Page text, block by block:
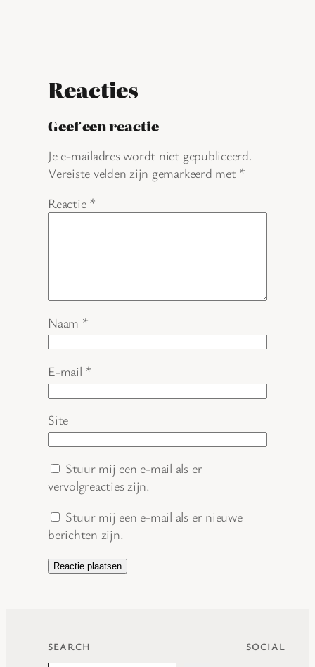
Reacties
Geef een reactie
Je e-mailadres wordt niet gepubliceerd.
Vereiste velden zijn gemarkeerd met *
Reactie *
Naam *
E-mail *
Site
Stuur mij een e-mail als er
vervolgreacties zijn.
Stuur mij een e-mail als er nieuwe
berichten zijn.
SEARCH SOCIAL